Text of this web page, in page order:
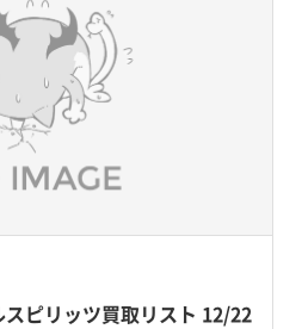
スピリッツ買取リスト 12/22